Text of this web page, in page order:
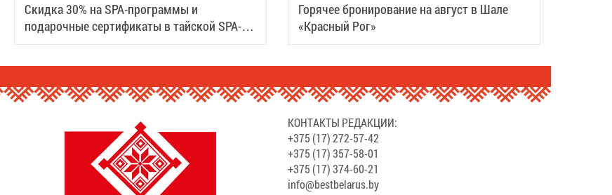
Скидка 30% на SPA-программы и
подарочные сертификаты в тайской SPA-
деревне Samui
Горячее бронирование на август в Шале
«Красный Рог»
КОНТАКТЫ РЕДАКЦИИ:
+375 (17) 272-57-42
+375 (17) 357-58-01
+375 (17) 374-60-21
info@bestbelarus.by